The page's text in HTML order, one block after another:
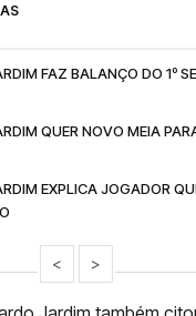
FAZ BALANÇO DO 1º
QUER NOVO MEIA
EXPLICA JOGADOR
< >